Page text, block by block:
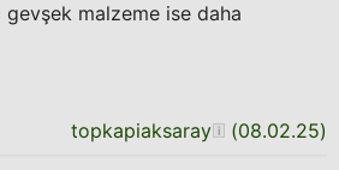
malzeme ise daha
topkapiaksaray (08.02.25)